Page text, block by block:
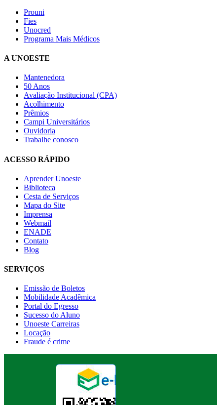
Prouni
Fies
Unocred
Programa Mais Médicos
A UNOESTE
Mantenedora
50 Anos
Avaliação Institucional (CPA)
Acolhimento
Prêmios
Campi Universitários
Ouvidoria
Trabalhe conosco
ACESSO RÁPIDO
Aprender Unoeste
Biblioteca
Cesta de Serviços
Mapa do Site
Imprensa
Webmail
ENADE
Contato
Blog
SERVIÇOS
Emissão de Boletos
Mobilidade Acadêmica
Portal do Egresso
Sucesso do Aluno
Unoeste Carreiras
Locação
Fraude é crime